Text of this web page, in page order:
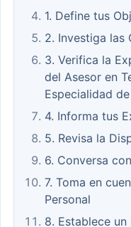
1. Define tus
2. Investiga las
3. Verifica la
del Asesor en
Especialidad
4. Informa tus
5. Revisa la
6. Conversa
7. Toma en
Personal
8. Establece un